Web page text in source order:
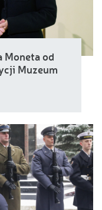
Moneta od
Muzeum